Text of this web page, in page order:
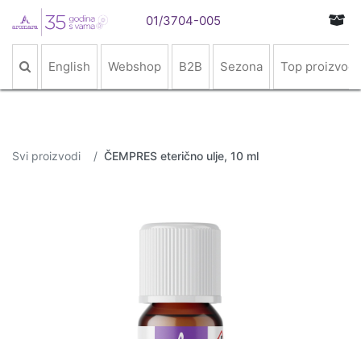
01/3704-005
English Webshop B2B Sezona Top proizvodi
Svi proizvodi ČEMPRES eterično ulje, 10 ml